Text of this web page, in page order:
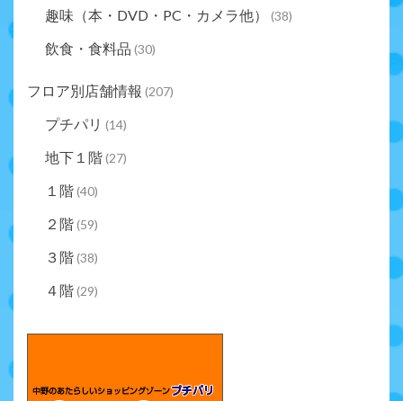
趣味（本・DVD・PC・カメラ他） (38)
飲食・食料品 (30)
フロア別店舗情報 (207)
プチパリ (14)
地下１階(27)
１階(40)
２階(59)
３階(38)
４階(29)